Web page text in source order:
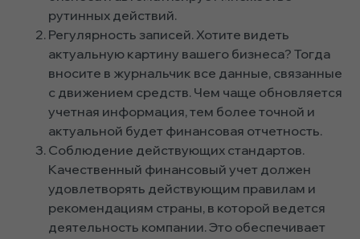
рутинных действий.
Регулярность записей. Хотите видеть
актуальную картину вашего бизнеса? Тогда
вносите в журнальчик все данные, связанные
с движением средств. Чем чаще обновляется
учетная информация, тем более точной и
актуальной будет финансовая отчетность.
Соблюдение действующих стандартов.
Качественный финансовый учет должен
удовлетворять действующим правилам и
рекомендациям страны, в которой ведется
деятельность компании. Это обеспечивает